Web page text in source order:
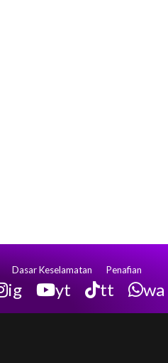
Dasar Keselamatan Penafian
ig yt tt wa